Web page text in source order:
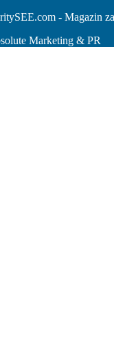
- Magazin
Marketing & PR